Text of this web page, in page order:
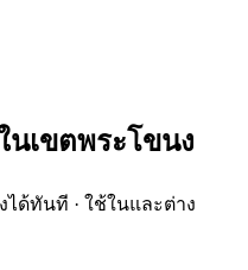
นเขตพระโขนง
ได้ทันที · ใช้ในและต่าง